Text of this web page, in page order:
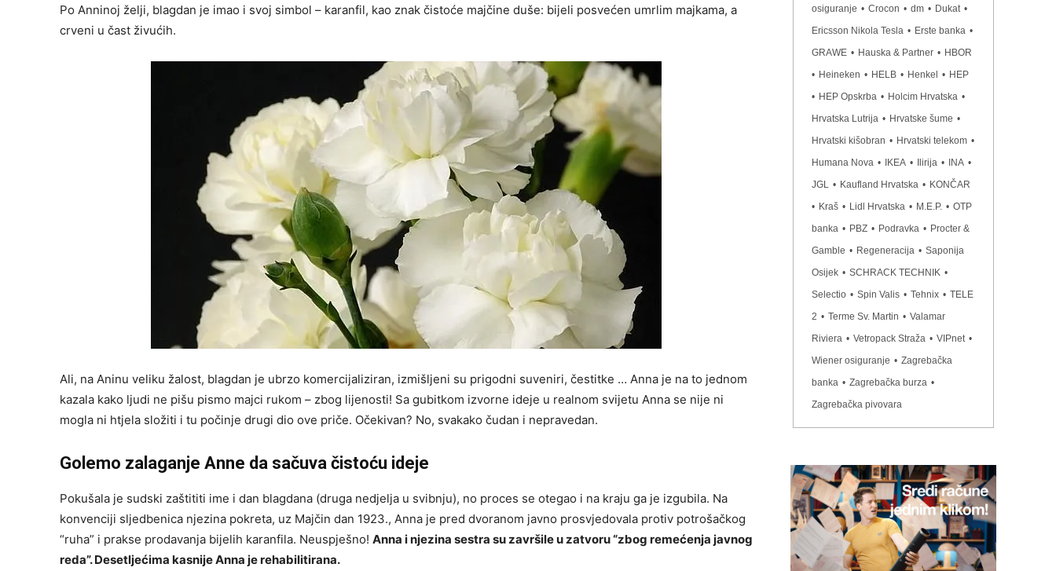
Po Anninoj želji, blagdan je imao i svoj simbol – karanfil, kao znak čistoće majčine duše: bijeli posvećen umrlim majkama, a
crveni u čast živućih.
Ali, na Aninu veliku žalost, blagdan je ubrzo komercijaliziran, izmišljeni su prigodni suveniri, čestitke … Anna je na to jednom
kazala kako ljudi ne pišu pismo majci rukom – zbog lijenosti! Sa gubitkom izvorne ideje u realnom svijetu Anna se nije ni
mogla ni htjela složiti i tu počinje drugi dio ove priče. Očekivan? No, svakako čudan i nepravedan.
Golemo zalaganje Anne da sačuva čistoću ideje
Pokušala je sudski zaštititi ime i dan blagdana (druga nedjelja u svibnju), no proces se otegao i na kraju ga je izgubila. Na
konvenciji sljedbenica njezina pokreta, uz Majčin dan 1923., Anna je pred dvoranom javno prosvjedovala protiv potrošačkog
“ruha” i prakse prodavanja bijelih karanfila. Neuspješno! Anna i njezina sestra su završile u zatvoru “zbog remećenja javnog
reda”. Desetljećima kasnije Anna je rehabilitirana.
osiguranje • Crocon • dm • Dukat •
Ericsson Nikola Tesla • Erste banka •
GRAWE • Hauska & Partner • HBOR
• Heineken • HELB • Henkel • HEP
• HEP Opskrba • Holcim Hrvatska •
Hrvatska Lutrija • Hrvatske šume •
Hrvatski kišobran • Hrvatski telekom •
Humana Nova • IKEA • Ilirija • INA •
JGL • Kaufland Hrvatska • KONČAR
• Kraš • Lidl Hrvatska • M.E.P. • OTP
banka • PBZ • Podravka • Procter &
Gamble • Regeneracija • Saponija
Osijek • SCHRACK TECHNIK •
Selectio • Spin Valis • Tehnix • TELE
2 • Terme Sv. Martin • Valamar
Riviera • Vetropack Straža • VIPnet •
Wiener osiguranje • Zagrebačka
banka • Zagrebačka burza •
Zagrebačka pivovara